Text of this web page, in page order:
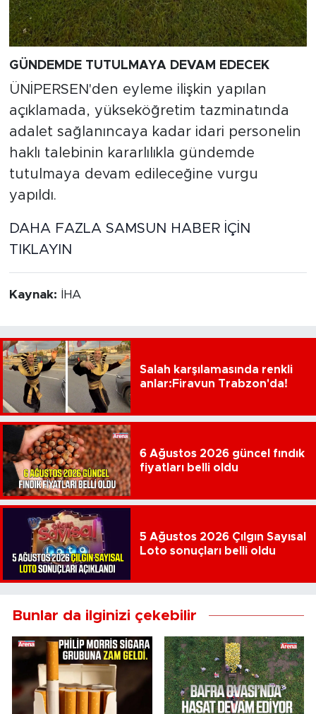
GÜNDEMDE TUTULMAYA DEVAM EDECEK
ÜNİPERSEN'den eyleme ilişkin yapılan
açıklamada, yükseköğretim tazminatında
adalet sağlanıncaya kadar idari personelin
haklı talebinin kararlılıkla gündemde
tutulmaya devam edileceğine vurgu
yapıldı.
DAHA FAZLA SAMSUN HABER İÇİN
TIKLAYIN
Kaynak: İHA
Salah karşılamasında renkli
anlar:Firavun Trabzon'da!
6 Ağustos 2026 güncel fındık
fiyatları belli oldu
5 Ağustos 2026 Çılgın Sayısal
Loto sonuçları belli oldu
Bunlar da ilginizi çekebilir